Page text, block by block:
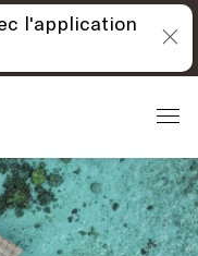
l'application